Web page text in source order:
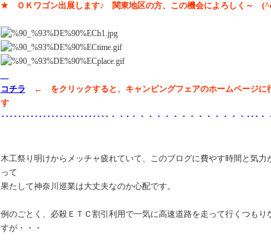
★ ＯＫワゴン出展します♪ 関東地区の方、この機会によろしく～
コチラ ← をクリックすると、キャンピングフェアのホームページに
す
･･････････････････････････・・･・・・・・・・・・・・・・・･･･
木工祭り明けからメッチャ疲れていて、このブログに費やす時間と気力
って
果たして神奈川巡業は大丈夫なのか心配です。
例のごとく、必殺ＥＴＣ割引利用で一気に高速道路を走って行くつもり
すが・・・